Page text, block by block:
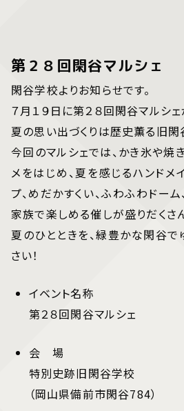
第２８回閑谷マルシェ
閑谷学校よりお知らせです。
７月１９日に第２８回閑谷マルシ
夏の思い出づくりは歴史薫る旧閑
今回のマルシェでは、かき氷や焼
メをはじめ、夏を感じるハンドメ
プ、めだかすくい、ふわふわドー
家族で楽しめる催しが盛りだくさ
夏のひとときを、緑豊かな閑谷で
さい！
イベント名称
第２８回閑谷マルシェ
会 場
特別史跡旧閑谷学校
（岡山県備前市閑谷784）